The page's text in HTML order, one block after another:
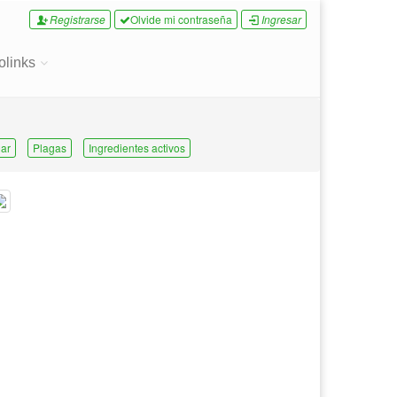
Registrarse Olvide mi contraseña Ingresar
Plagas Ingredientes activos